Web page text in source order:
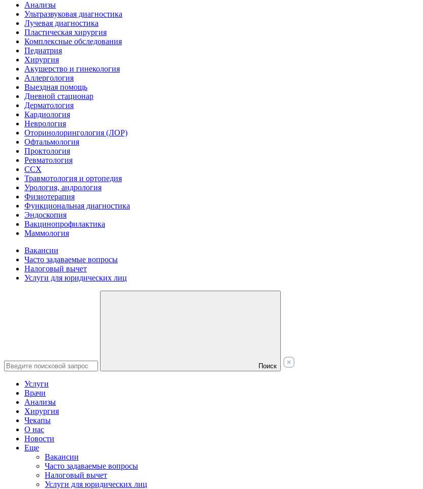
Анализы
Ультразвуковая диагностика
Лучевая диагностика
Пластическая хирургия
Комплексные обследования
Педиатрия
Хирургия
Акушерство и гинекология
Аллергология
Выездная помощь
Дневной стационар
Дерматология
Кардиология
Неврология
Оторинолорингология (ЛОР)
Офтальмология
Проктология
Ревматология
ССХ
Травмотология и ортопедия
Урология, андрология
Физиотерапия
Функциональная диагностика
Эндоскопия
Вакцинопрофилактика
Маммология
Вакансии
Часто задаваемые вопросы
Налоговый вычет
Услуги для юридических лиц
Поиск
Услуги
Врачи
Анализы
Хирургия
Чекапы
О нас
Новости
Еще
Вакансии
Часто задаваемые вопросы
Налоговый вычет
Услуги для юридических лиц